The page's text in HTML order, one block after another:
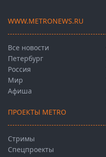
WWW.METRONEWS.RU
Все новости
Петербург
Россия
Мир
Афиша
ПРОЕКТЫ METRO
Стримы
Спецпроекты